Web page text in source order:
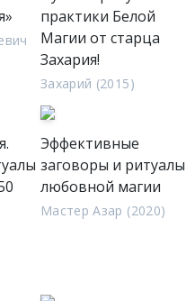
практики Белой
Магии от старца
Захария!
Захарий (2015)
Эффективные
заговоры и ритуалы
любовной магии
Мастер Азар (2020)